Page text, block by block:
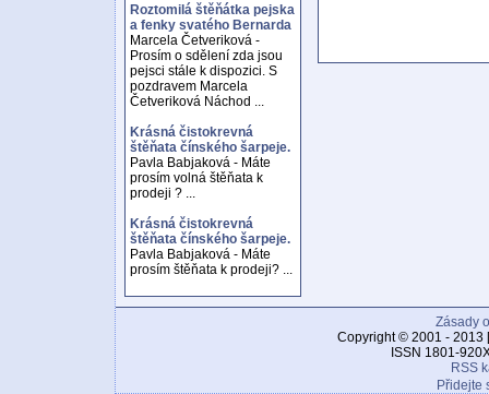
Roztomilá štěňátka pejska
a fenky svatého Bernarda
Marcela Četveriková -
Prosím o sdělení zda jsou
pejsci stále k dispozici. S
pozdravem Marcela
Četveriková Náchod ...
Krásná čistokrevná
štěňata čínského šarpeje.
Pavla Babjaková - Máte
prosím volná štěňata k
prodeji ? ...
Krásná čistokrevná
štěňata čínského šarpeje.
Pavla Babjaková - Máte
prosím štěňata k prodeji? ...
Zásady
Copyright © 2001 - 2013
ISSN 1801-
RSS
Přidejte